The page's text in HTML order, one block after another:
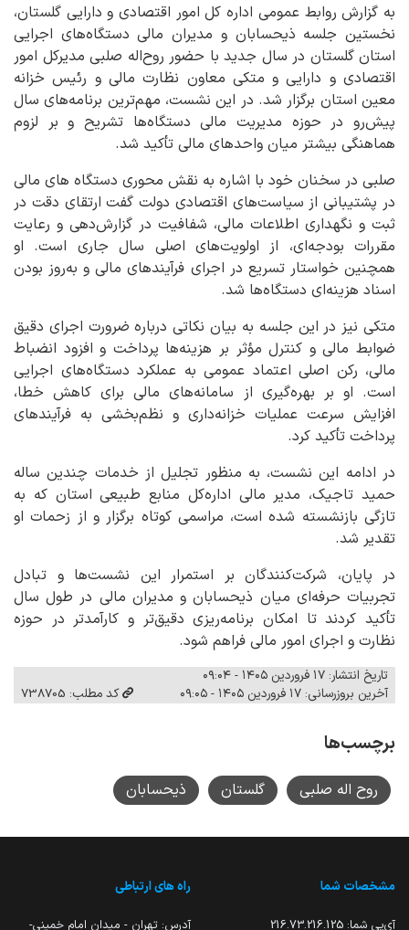
به گزارش روابط عمومی اداره کل امور اقتصادی و دارایی گلستان،
نخستین جلسه ذیحسابان و مدیران مالی دستگاه‌های اجرایی
استان گلستان در سال جدید با حضور روح‌اله صلبی مدیرکل امور
اقتصادی و دارایی و متکی معاون نظارت مالی و رئیس خزانه
معین استان برگزار شد. در این نشست، مهم‌ترین برنامه‌های سال
پیش‌رو در حوزه مدیریت مالی دستگاه‌ها تشریح و بر لزوم
هماهنگی بیشتر میان واحدهای مالی تأکید شد.
صلبی در سخنان خود با اشاره به نقش محوری دستگاه‌ های مالی
در پشتیبانی از سیاست‌های اقتصادی دولت گفت ارتقای دقت در
ثبت و نگهداری اطلاعات مالی، شفافیت در گزارش‌دهی و رعایت
مقررات بودجه‌ای، از اولویت‌های اصلی سال جاری است. او
همچنین خواستار تسریع در اجرای فرآیندهای مالی و به‌روز بودن
اسناد هزینه‌ای دستگاه‌ها شد.
متکی نیز در این جلسه به بیان نکاتی درباره ضرورت اجرای دقیق
ضوابط مالی و کنترل مؤثر بر هزینه‌ها پرداخت و افزود انضباط
مالی، رکن اصلی اعتماد عمومی به عملکرد دستگاه‌های اجرایی
است. او بر بهره‌گیری از سامانه‌های مالی برای کاهش خطا،
افزایش سرعت عملیات خزانه‌داری و نظم‌بخشی به فرآیندهای
پرداخت تأکید کرد.
در ادامه این نشست، به منظور تجلیل از خدمات چندین ساله
حمید تاجیک، مدیر مالی اداره‌کل منابع طبیعی استان که به
تازگی بازنشسته شده است، مراسمی کوتاه برگزار و از زحمات او
تقدیر شد.
در پایان، شرکت‌کنندگان بر استمرار این نشست‌ها و تبادل
تجربیات حرفه‌ای میان ذیحسابان و مدیران مالی در طول سال
تأکید کردند تا امکان برنامه‌ریزی دقیق‌تر و کارآمدتر در حوزه
نظارت و اجرای امور مالی فراهم شود.
تاریخ انتشار: ۱۷ فروردین ۱۴۰۵ - ۰۹:۰۴
آخرین بروزرسانی: ۱۷ فروردین ۱۴۰۵ - ۰۹:۰۵
کد مطلب: 738705
برچسب‌ها
روح اله صلبی گلستان ذیحسابان
مشخصات شما
آی‌پی شما: 216.73.216.125
راه های ارتباطی
آدرس: تهران - میدان امام خمینی-